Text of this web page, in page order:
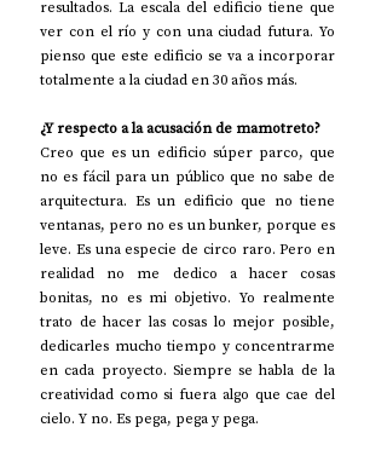
resultados. La escala del edificio tiene que
ver con el río y con una ciudad futura. Yo
pienso que este edificio se va a incorporar
totalmente a la ciudad en 30 años más.
¿Y respecto a la acusación de mamotreto?
Creo que es un edificio súper parco, que
no es fácil para un público que no sabe de
arquitectura. Es un edificio que no tiene
ventanas, pero no es un bunker, porque es
leve. Es una especie de circo raro. Pero en
realidad no me dedico a hacer cosas
bonitas, no es mi objetivo. Yo realmente
trato de hacer las cosas lo mejor posible,
dedicarles mucho tiempo y concentrarme
en cada proyecto. Siempre se habla de la
creatividad como si fuera algo que cae del
cielo. Y no. Es pega, pega y pega.